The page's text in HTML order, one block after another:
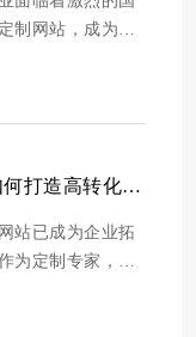
制网站，成为企
一家合适的公
球市场中脱颖而
出。 考察公司经验与案例 选择网站定制公...
外贸网站定制专家：如何打造高转化率的全球营销门户
站已成为企业拓
为定制专家，打
网络将深入探讨